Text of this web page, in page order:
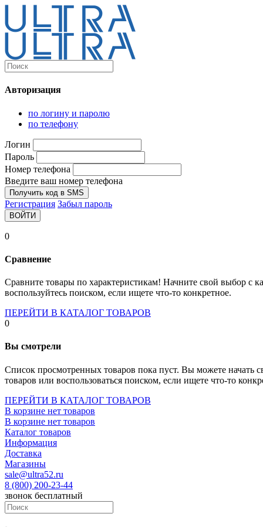
Каталог
Компьютеры и комплектующие
Персональные компьютеры
Моноблоки
Мониторы
Комплектующие
Socket-2066
Socket-775
Socket-fm2
Socket-am4
Socket- intel s1151
Socket- intel s2066
Socket- intel s1700
Авторизация
по логину и паролю
по телефону
Логин
Пароль
Номер телефона
Введите ваш номер телефона
Получить код в SMS
Регистрация Забыл пароль
ВОЙТИ
0
Сравнение
Сравните товары по характеристикам! Начните свой выбор с
воспользуйтесь поиском, если ищете что-то конкретное.
ПЕРЕЙТИ В КАТАЛОГ ТОВАРОВ
0
Вы смотрели
Список просмотренных товаров пока пуст. Вы можете начать
товаров или воспользоваться поиском, если ищете что-то
ПЕРЕЙТИ В КАТАЛОГ ТОВАРОВ
В корзине нет товаров
В корзине нет товаров
Каталог товаров
Информация
Доставка
Магазины
sale@ultra52.ru
8 (800) 200-23-44
звонок бесплатный